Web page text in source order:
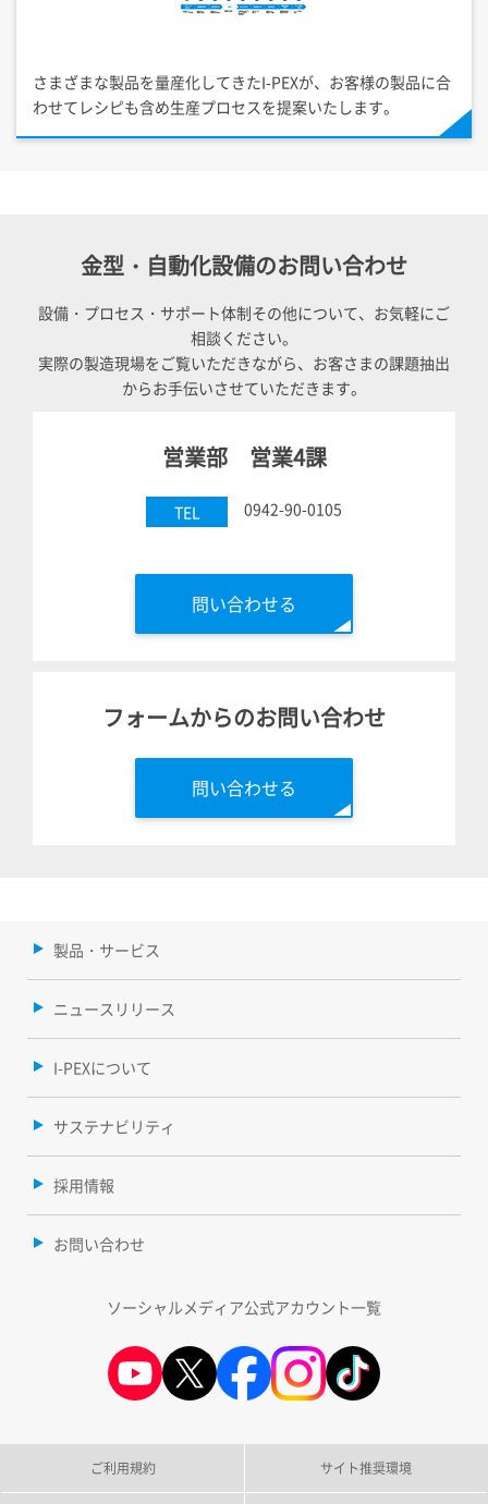
さまざまな製品を量産化してきたI-PEXが、お客様の製品に合
わせてレシピも含め生産プロセスを提案いたします。
金型・自動化設備のお問い合わせ
設備・プロセス・サポート体制その他について、お気軽にご
相談ください。
実際の製造現場をご覧いただきながら、お客さまの課題抽出
からお手伝いさせていただきます。
営業部 営業4課
TEL 0942-90-0105
問い合わせる
フォームからのお問い合わせ
問い合わせる
製品・サービス
ニュースリリース
I-PEXについて
サステナビリティ
採用情報
お問い合わせ
ソーシャルメディア公式アカウント一覧
ご利用規約 サイト推奨環境